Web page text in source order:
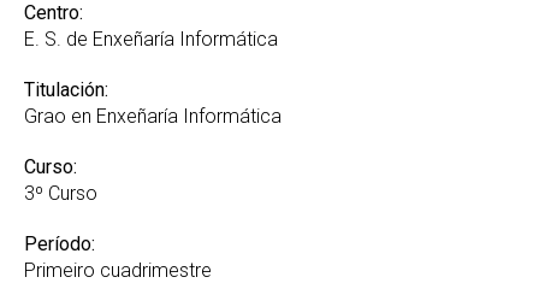
Suplemento Europeo ao Título
Centro:
E. S. de Enxeñaría Informática
Titulación:
Grao en Enxeñaría Informática
Curso:
3º Curso
Período:
Primeiro cuadrimestre